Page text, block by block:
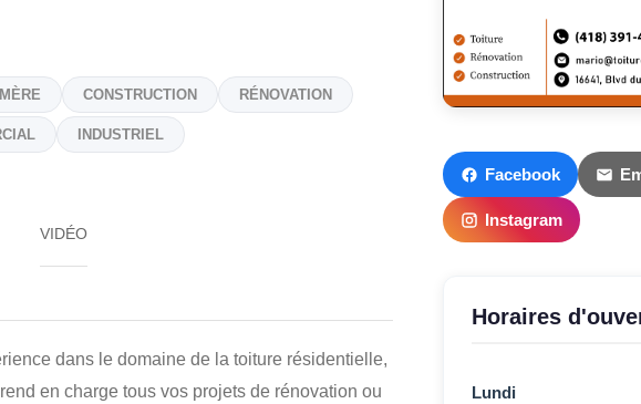
CONSTRUCTION RÉNOVATION
INDUSTRIEL
VIDÉO
dans le domaine de la toiture résidentielle,
en charge tous vos projets de rénovation ou
Facebook
Instagram
Horaires
Lundi